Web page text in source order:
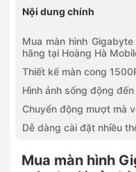
Nội dung chính
Mua màn hình
hãng tại Hoàng Hà
Thiết kế màn cong
Hình ảnh sống động
Chuyển động mượt mà
Dễ dàng cài đặt nhiều
Mua màn hình